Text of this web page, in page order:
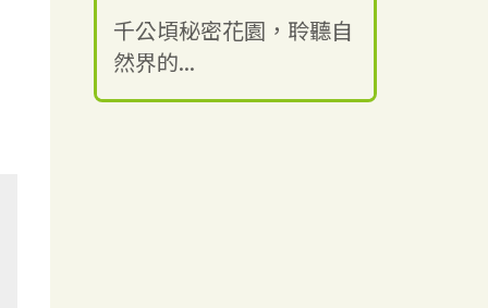
千公頃秘密花園，聆聽自
然界的...